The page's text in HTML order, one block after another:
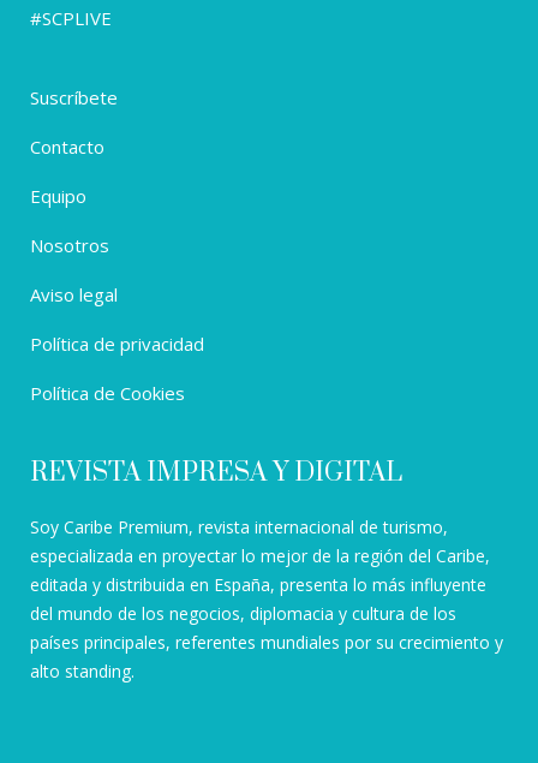
#SCPLIVE
Suscríbete
Contacto
Equipo
Nosotros
Aviso legal
Política de privacidad
Política de Cookies
REVISTA IMPRESA Y DIGITAL
Soy Caribe Premium, revista internacional de turismo,
especializada en proyectar lo mejor de la región del Caribe,
editada y distribuida en España, presenta lo más influyente
del mundo de los negocios, diplomacia y cultura de los
países principales, referentes mundiales por su crecimiento y
alto standing.